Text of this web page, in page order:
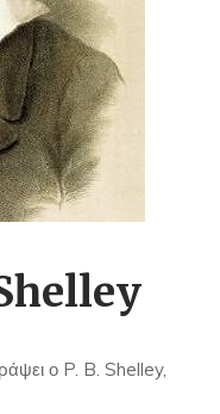
ο P. B. Shelley,